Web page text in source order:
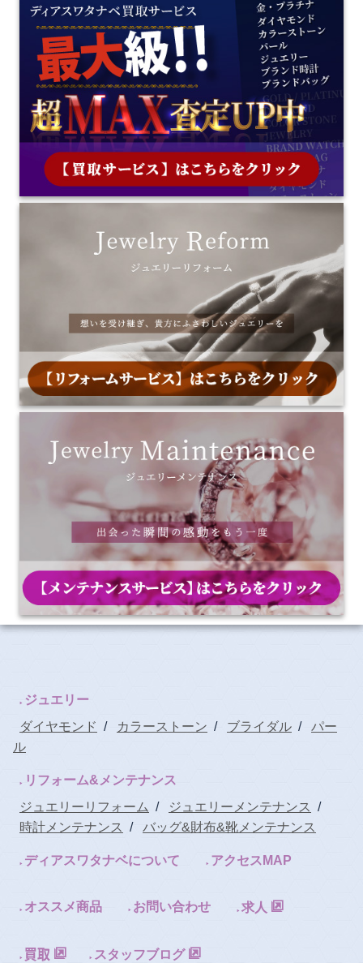
ジュエリー
ダイヤモンド / カラーストーン / ブライダル /
パー
ル
リフォーム&メンテナンス
ジュエリーリフォーム / ジュエリーメンテナンス
/
時計メンテナンス
/ バッグ&財布&靴メンテナンス
ディアスワタナベについて アクセスMAP
オススメ商品 お問い合わせ 求人
スタッフブログ